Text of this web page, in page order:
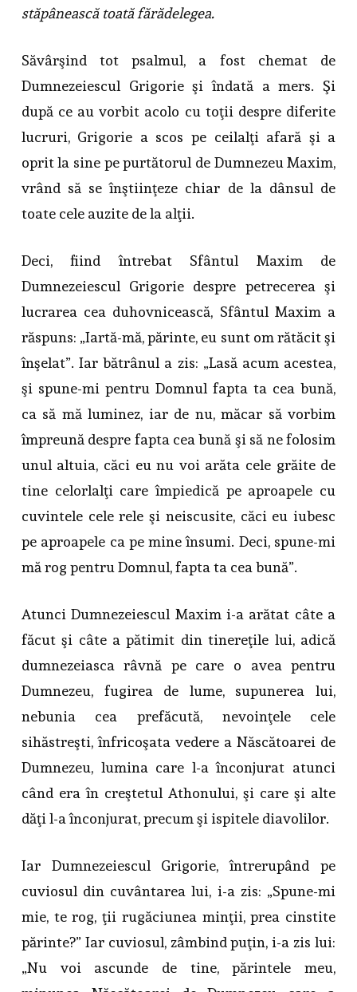
stăpânească toată fărădelegea.
Săvârşind tot psalmul, a fost chemat de
Dumnezeiescul Grigorie şi îndată a mers. Şi
după ce au vorbit acolo cu toţii despre diferite
lucruri, Grigorie a scos pe ceilalţi afară şi a
oprit la sine pe purtătorul de Dumnezeu Maxim,
vrând să se înştiinţeze chiar de la dânsul de
toate cele auzite de la alţii.
Deci, fiind întrebat Sfântul Maxim de
Dumnezeiescul Grigorie despre petrecerea şi
lucrarea cea duhovnicească, Sfântul Maxim a
răspuns: „Iartă-mă, părinte, eu sunt om rătăcit şi
înşelat”. Iar bătrânul a zis: „Lasă acum acestea,
şi spune-mi pentru Domnul fapta ta cea bună,
ca să mă luminez, iar de nu, măcar să vorbim
împreună despre fapta cea bună şi să ne folosim
unul altuia, căci eu nu voi arăta cele grăite de
tine celorlalţi care împiedică pe aproapele cu
cuvintele cele rele şi neiscusite, căci eu iubesc
pe aproapele ca pe mine însumi. Deci, spune-mi
mă rog pentru Domnul, fapta ta cea bună”.
Atunci Dumnezeiescul Maxim i-a arătat câte a
făcut şi câte a pătimit din tinereţile lui, adică
dumnezeiasca râvnă pe care o avea pentru
Dumnezeu, fugirea de lume, supunerea lui,
nebunia cea prefăcută, nevoinţele cele
sihăstreşti, înfricoşata vedere a Născătoarei de
Dumnezeu, lumina care l-a înconjurat atunci
când era în creştetul Athonului, şi care şi alte
dăţi l-a înconjurat, precum şi ispitele diavolilor.
Iar Dumnezeiescul Grigorie, întrerupând pe
cuviosul din cuvântarea lui, i-a zis: „Spune-mi
mie, te rog, ţii rugăciunea minţii, prea cinstite
părinte?” Iar cuviosul, zâmbind puţin, i-a zis lui:
„Nu voi ascunde de tine, părintele meu,